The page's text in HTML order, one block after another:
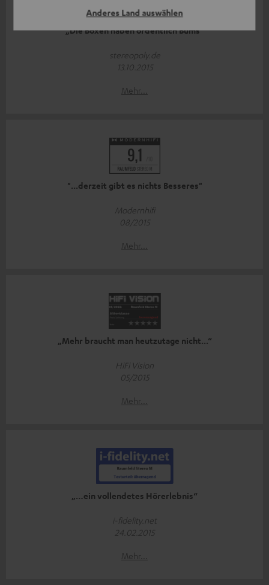
Anderes Land auswählen
„Die Boxen haben ordentlich Bums“
stereopoly.de
13.10.2015
Mehr...
"...derzeit gibt es nichts Besseres"
Modernhifi
08/2015
Mehr...
„Mehr braucht man heutzutage nicht...“
HiFi Vision
05/2015
Mehr...
„…ein vollendetes Hörerlebnis“
i-fidelity.net
24.02.2015
Mehr...